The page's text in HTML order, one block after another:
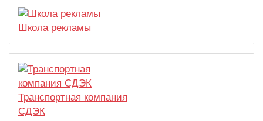
Школа рекламы
Транспортная компания
СДЭК